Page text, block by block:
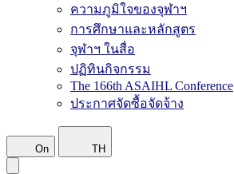
ความภูมิใจของจุฬาฯ
การศึกษาและหลักสูตร
จุฬาฯ ในสื่อ
ปฏิทินกิจกรรม
The 166th ASAIHL Conference
ประกาศจัดซื้อจัดจ้าง
On TH